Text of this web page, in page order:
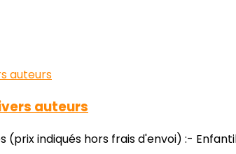
auteurs
(prix indiqués hors frais d'envoi) :-